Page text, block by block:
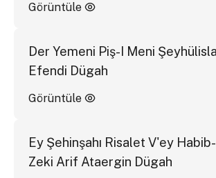
Görüntüle
Der Yemeni Piş-I Meni
Efendi Dügah
Görüntüle
Ey Şehinşahı Risalet V'ey
Zeki Arif Ataergin Dügah